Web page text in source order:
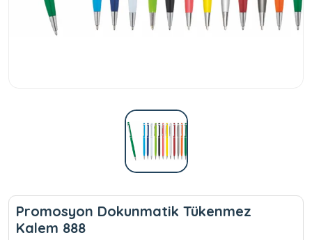
Promosyon Dokunmatik Tükenmez
Kalem 888